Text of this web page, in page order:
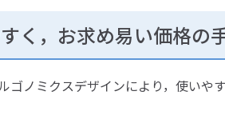
く，お求め易い価格の
ゴノミクスデザインにより，使いや